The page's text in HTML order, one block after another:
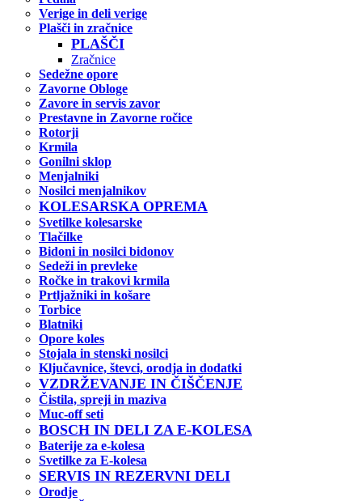
Verige in deli verige
Plašči in zračnice
PLAŠČI
Zračnice
Sedežne opore
Zavorne Obloge
Zavore in servis zavor
Prestavne in Zavorne ročice
Rotorji
Krmila
Gonilni sklop
Menjalniki
Nosilci menjalnikov
KOLESARSKA OPREMA
Svetilke kolesarske
Tlačilke
Bidoni in nosilci bidonov
Sedeži in prevleke
Ročke in trakovi krmila
Prtljažniki in košare
Torbice
Blatniki
Opore koles
Stojala in stenski nosilci
Ključavnice, števci, orodja in dodatki
VZDRŽEVANJE IN ČIŠČENJE
Čistila, spreji in maziva
Muc-off seti
BOSCH IN DELI ZA E-KOLESA
Baterije za e-kolesa
Svetilke za E-kolesa
SERVIS IN REZERVNI DELI
Orodje